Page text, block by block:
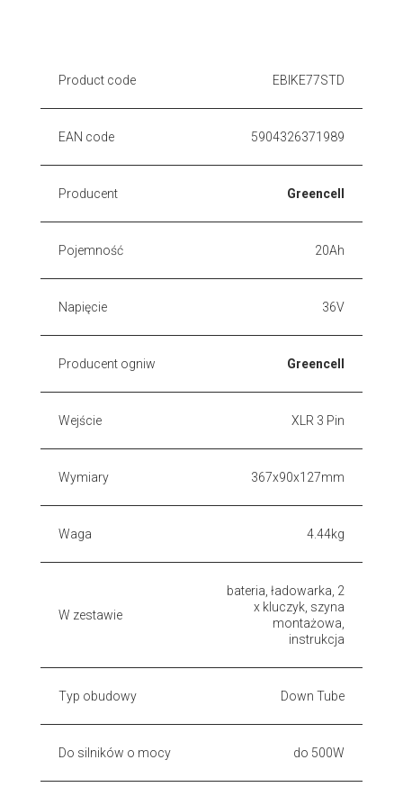
Product code EBIKE77STD
EAN code 5904326371989
Producent Greencell
Pojemność 20Ah
Napięcie 36V
Producent ogniw Greencell
Wejście XLR 3 Pin
Wymiary 367x90x127mm
Waga 4.44kg
W zestawie
bateria, ładowarka, 2
x kluczyk, szyna
montażowa,
instrukcja
Typ obudowy Down Tube
Do silników o mocy do 500W